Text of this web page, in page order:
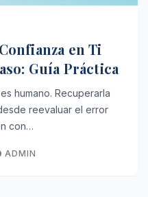
en Ti
Guía Práctica
humano. Recuperarla
reevaluar el error
con…
ADMIN